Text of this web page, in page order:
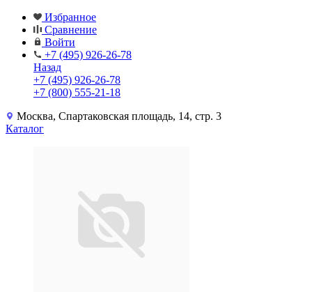
Избранное
Сравнение
Войти
+7 (495) 926-26-78
Назад
+7 (495) 926-26-78
+7 (800) 555-21-18
Москва, Спартаковская площадь, 14, стр. 3
Каталог